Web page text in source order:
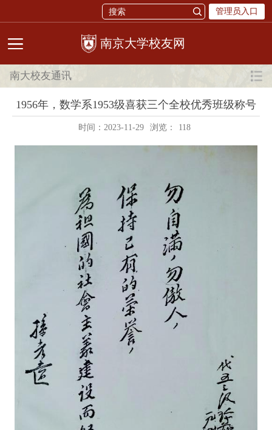
管理员入口
校友网
南大校友通讯
1956年，数学系1953级喜获三个全校优秀班级称号
时间：2023-11-29 浏览： 118